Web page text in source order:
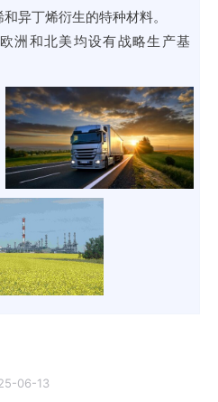
异丁烯衍生的特种材料。
洲和北美均设有战略生产基
06-13